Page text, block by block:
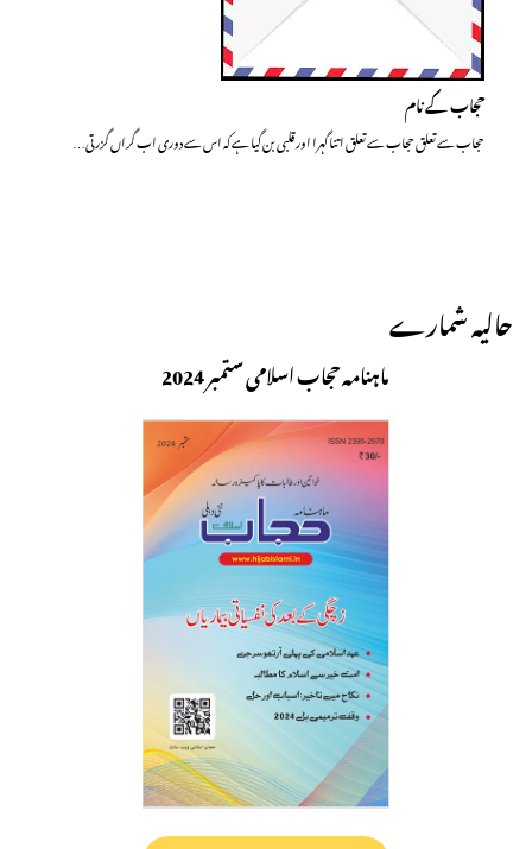
حجاب کے نام
حجاب سے تعلق حجاب سے تعلق اتنا گہرا اور قلبی بن گیا ہے کہ اس سے دوری اب گراں گزرتی…
حالیہ شمارے
ماہنامہ حجاب اسلامی ستمبر 2024